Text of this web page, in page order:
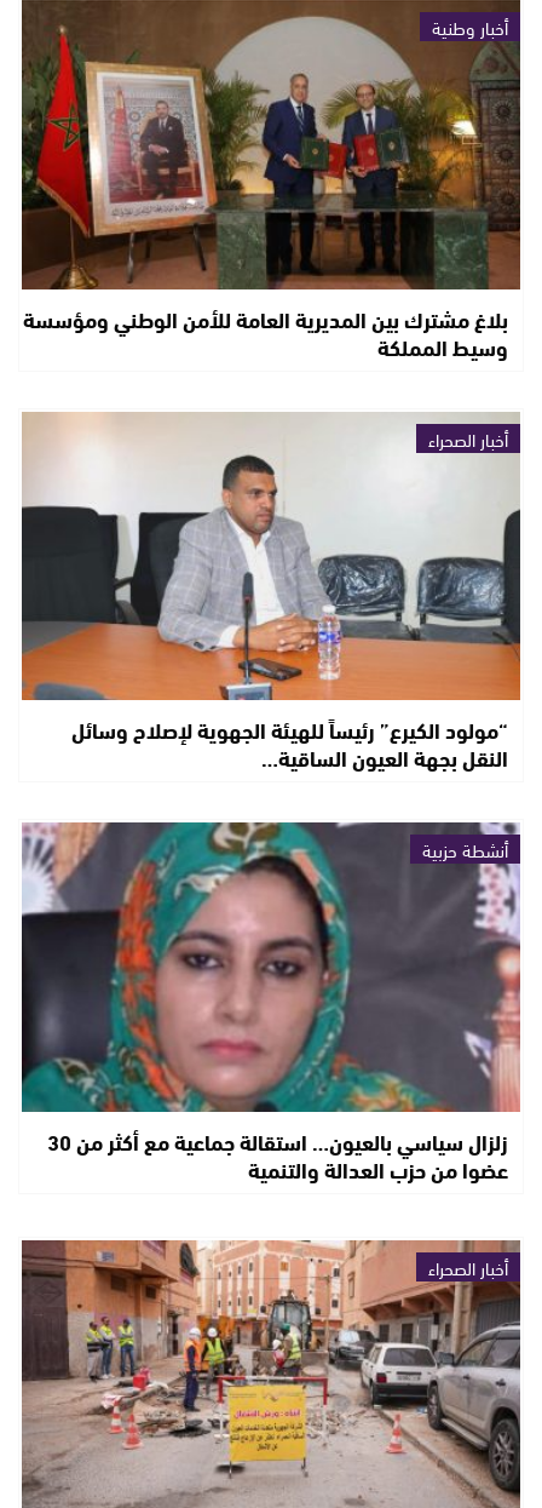
أخبار وطنية
بلاغ مشترك بين المديرية العامة للأمن الوطني ومؤسسة
وسيط المملكة
أخبار الصحراء
“مولود الكيرع” رئيساً للهيئة الجهوية لإصلاح وسائل
النقل بجهة العيون الساقية…
أنشطة حزبية
زلزال سياسي بالعيون… استقالة جماعية مع أكثر من 30
عضوا من حزب العدالة والتنمية
أخبار الصحراء